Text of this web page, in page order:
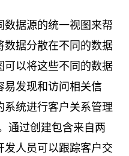
据源的统一视图来帮
数据分散在不同的数据
可以将这些不同的数据
易发现和访问相关信
系统进行客户关系管理
通过创建包含来自两
人员可以跟踪客户交